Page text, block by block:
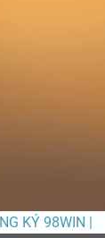
KÝ 98WIN |